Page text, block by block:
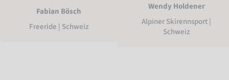
Fabian Bösch
Freeride | Schweiz
Wendy Holdener
Alpiner Skirennsport |
Schweiz